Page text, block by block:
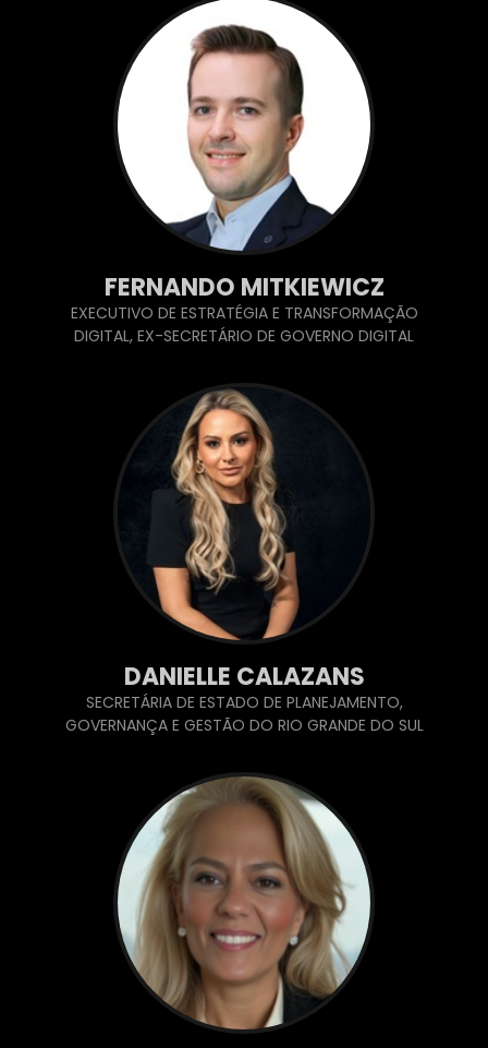
FERNANDO MITKIEWICZ
EXECUTIVO DE ESTRATÉGIA E TRANSFORMAÇÃO
DIGITAL, EX-SECRETÁRIO DE GOVERNO DIGITAL
DANIELLE CALAZANS
SECRETÁRIA DE ESTADO DE PLANEJAMENTO,
GOVERNANÇA E GESTÃO DO RIO GRANDE DO SUL